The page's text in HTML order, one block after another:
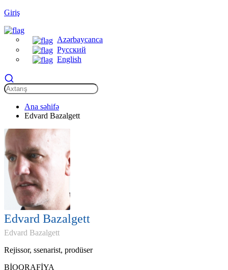
Giriş
Azərbaycanca
Русский
English
Ana səhifə
Edvard Bazalgett
Edvard Bazalgett
Edvard Bazalgett
Rejissor, ssenarist, prodüser
BİOQRAFİYA